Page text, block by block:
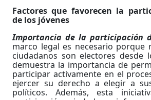
Factores que favorecen la
de los jóvenes
Importancia de la participación
marco legal es necesario porque
ciudadanos son electores desde
demuestra la importancia de
participar activamente en el
ejercer su derecho a elegir a
políticos. Además, esta